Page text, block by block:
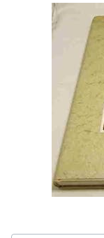
Libros antiguos
Arte y coleccionismo
Comenzar a vender